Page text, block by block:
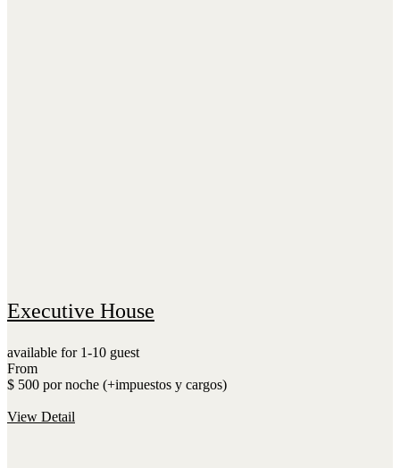
Executive House
available for 1-10 guest
From
$ 500 por noche (+impuestos y cargos)
View Detail